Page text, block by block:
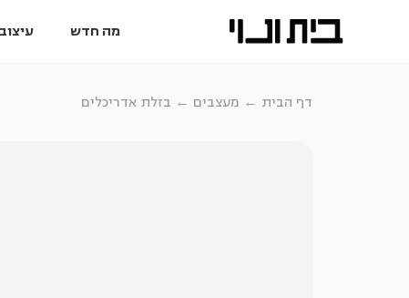
מה חדש
דף הבית מעצבים בזלת אדריכלים